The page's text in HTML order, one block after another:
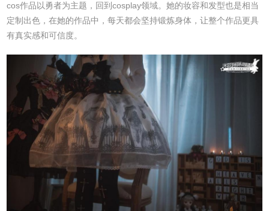
cos作品以勇者为主题，回到cosplay领域。她的妆容和发型也是相当
定制出色，在她的作品中，每天都会坚持锻炼身体，让整个作品更具
有真实感和可信度。